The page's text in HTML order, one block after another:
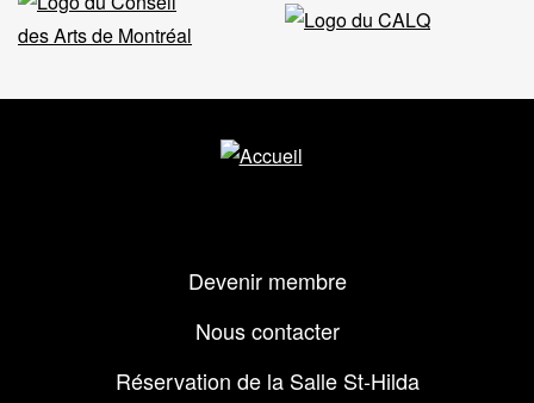
Devenir membre
Nous contacter
Réservation de la Salle St-Hilda